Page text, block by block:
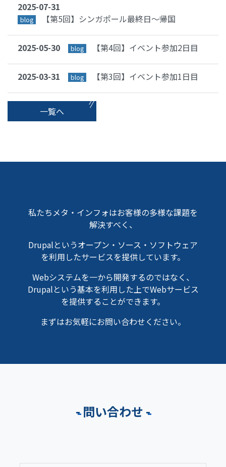
2025-07-31
blog 【第5回】シンガポール最終日〜帰国
2025-05-30 blog 【第4回】イベント参加2日目
2025-03-31 blog 【第3回】イベント参加1日目
一覧へ
私たちメタ・インフォはお客様の多様な課題を
解決すべく、
Drupalというオープン・ソース・ソフトウェア
を利用したサービスを提供しています。
Webシステムを一から開発するのではなく、
Drupalという基本を利用した上でWebサービス
を提供することができます。
まずはお気軽にお問い合わせください。
問い合わせ